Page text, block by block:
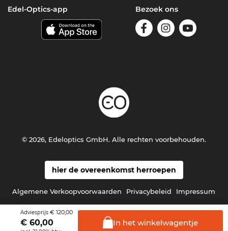
Adviesprijs € 120,00
€ 60,00 In het winkelwagentje
Edel-Optics-app Bezoek ons
hier de overeenkomst herroepen
Algemene Verkoopvoorwaarden Privacybeleid Impressum
© 2026, Edeloptics GmbH. Alle rechten voorbehouden.